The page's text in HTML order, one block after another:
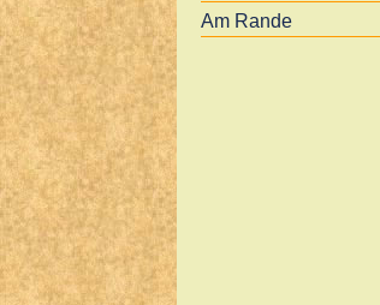
Am Rande